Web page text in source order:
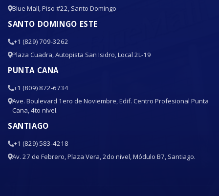
Blue Mall, Piso #22, Santo Domingo
SANTO DOMINGO ESTE
+1 (829) 709-3262
Plaza Cuadra, Autopista San Isidro, Local 2L-19
PUNTA CANA
+1 (809) 872-6734
Ave. Boulevard 1ero de Noviembre, Edif. Centro Profesional Punta
Cana, 4to nivel.
SANTIAGO
+1 (829) 583-4218
Av. 27 de Febrero, Plaza Vera, 2do nivel, Módulo B7, Santiago.